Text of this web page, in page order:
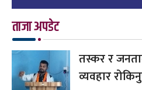
ताजा अपडेट
तस्कर र
व्यवहार